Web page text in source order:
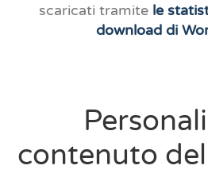
scaricati tramite le
download di
contenuto